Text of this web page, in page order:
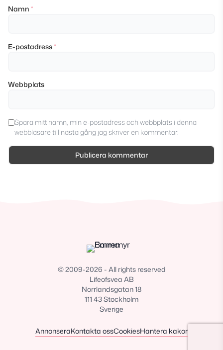
Namn *
E-postadress*
Webbplats
Spara mitt namn, min e-postadress och webbplats i denna
webbläsare till nästa gång jag skriver en kommentar.
© 2009-2026 - All rights reserved
Lifeofsvea AB
Norrlandsgatan 18
111 43 Stockholm
Sverige
AnnonseraKontakta ossCookiesHantera kakor